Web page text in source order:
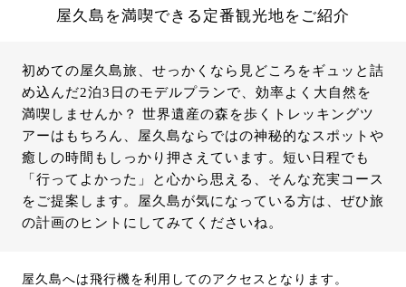
屋久島を満喫できる定番観光地をご紹介
初めての屋久島旅、せっかくなら見どころをギュッと詰
め込んだ2泊3日のモデルプランで、効率よく大自然を
満喫しませんか？ 世界遺産の森を歩くトレッキングツ
アーはもちろん、屋久島ならではの神秘的なスポットや
癒しの時間もしっかり押さえています。短い日程でも
「行ってよかった」と心から思える、そんな充実コース
をご提案します。屋久島が気になっている方は、ぜひ旅
の計画のヒントにしてみてくださいね。
屋久島へは飛行機を利用してのアクセスとなります。